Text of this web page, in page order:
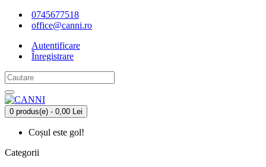
0745677518
office@canni.ro
Autentificare
Înregistrare
0 produs(e) - 0,00 Lei
Coșul este gol!
Categorii